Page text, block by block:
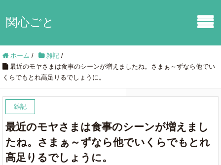
関心ごと
ホーム / 雑記 /
最近のモヤさまは食事のシーンが増えましたね。さまぁ～ずなら他でい
くらでもとれ高足りるでしょうに。
雑記
最近のモヤさまは食事のシーンが増えまし
たね。さまぁ～ずなら他でいくらでもとれ
高足りるでしょうに。